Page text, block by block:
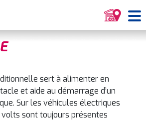
sert à alimenter en
et aide au démarrage d’un
Sur les véhicules électriques
volts sont toujours présentes